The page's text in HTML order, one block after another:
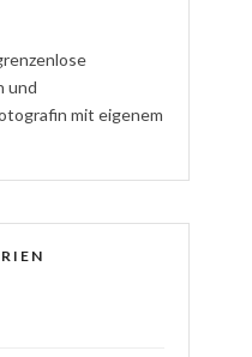
renzenlose
und
mit eigenem